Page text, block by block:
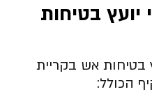
יועץ בטיחות
אש בקריית
הכולל: